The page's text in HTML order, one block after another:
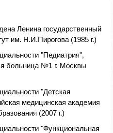
Ленина государственный
им. Н.И.Пирогова (1985 г.)
"Педиатрия",
больница №1 г. Москвы
"Детская
медицинская академия
(2007 г.)
"Функциональная